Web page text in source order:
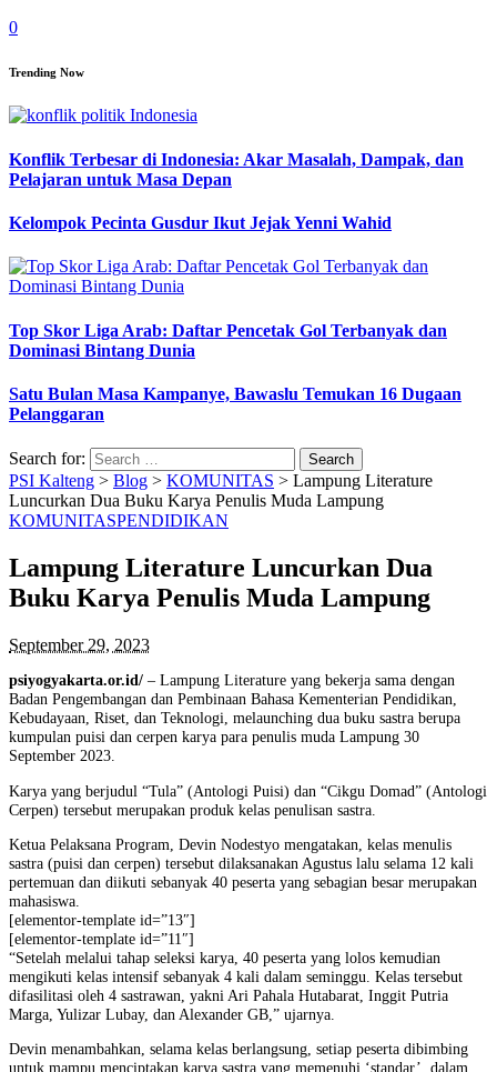
0
Trending Now
Konflik Terbesar di Indonesia: Akar Masalah, Dampak, dan
Pelajaran untuk Masa Depan
Kelompok Pecinta Gusdur Ikut Jejak Yenni Wahid
Top Skor Liga Arab: Daftar Pencetak Gol Terbanyak dan
Dominasi Bintang Dunia
Satu Bulan Masa Kampanye, Bawaslu Temukan 16 Dugaan
Pelanggaran
Search for:
PSI Kalteng > Blog > KOMUNITAS > Lampung Literature
Luncurkan Dua Buku Karya Penulis Muda Lampung
KOMUNITASPENDIDIKAN
Lampung Literature Luncurkan Dua
Buku Karya Penulis Muda Lampung
September 29, 2023
psiyogyakarta.or.id/ – Lampung Literature yang bekerja sama dengan
Badan Pengembangan dan Pembinaan Bahasa Kementerian Pendidikan,
Kebudayaan, Riset, dan Teknologi, melaunching dua buku sastra berupa
kumpulan puisi dan cerpen karya para penulis muda Lampung 30
September 2023.
Karya yang berjudul “Tula” (Antologi Puisi) dan “Cikgu Domad” (Antologi
Cerpen) tersebut merupakan produk kelas penulisan sastra.
Ketua Pelaksana Program, Devin Nodestyo mengatakan, kelas menulis
sastra (puisi dan cerpen) tersebut dilaksanakan Agustus lalu selama 12 kali
pertemuan dan diikuti sebanyak 40 peserta yang sebagian besar merupakan
mahasiswa.
[elementor-template id=”13″]
[elementor-template id=”11″]
“Setelah melalui tahap seleksi karya, 40 peserta yang lolos kemudian
mengikuti kelas intensif sebanyak 4 kali dalam seminggu. Kelas tersebut
difasilitasi oleh 4 sastrawan, yakni Ari Pahala Hutabarat, Inggit Putria
Marga, Yulizar Lubay, dan Alexander GB,” ujarnya.
Devin menambahkan, selama kelas berlangsung, setiap peserta dibimbing
untuk mampu menciptakan karya sastra yang memenuhi ‘standar’, dalam